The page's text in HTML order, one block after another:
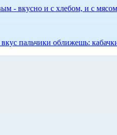
- вкусно и с хлебом, и с
пальчики оближешь: